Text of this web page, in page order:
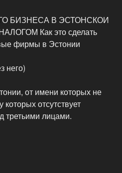
БИЗНЕСА В ЭСТОНСКОИ
Как это сделать
фирмы в Эстонии
него)
от имени которых не
отсутствует
третьими лицами.